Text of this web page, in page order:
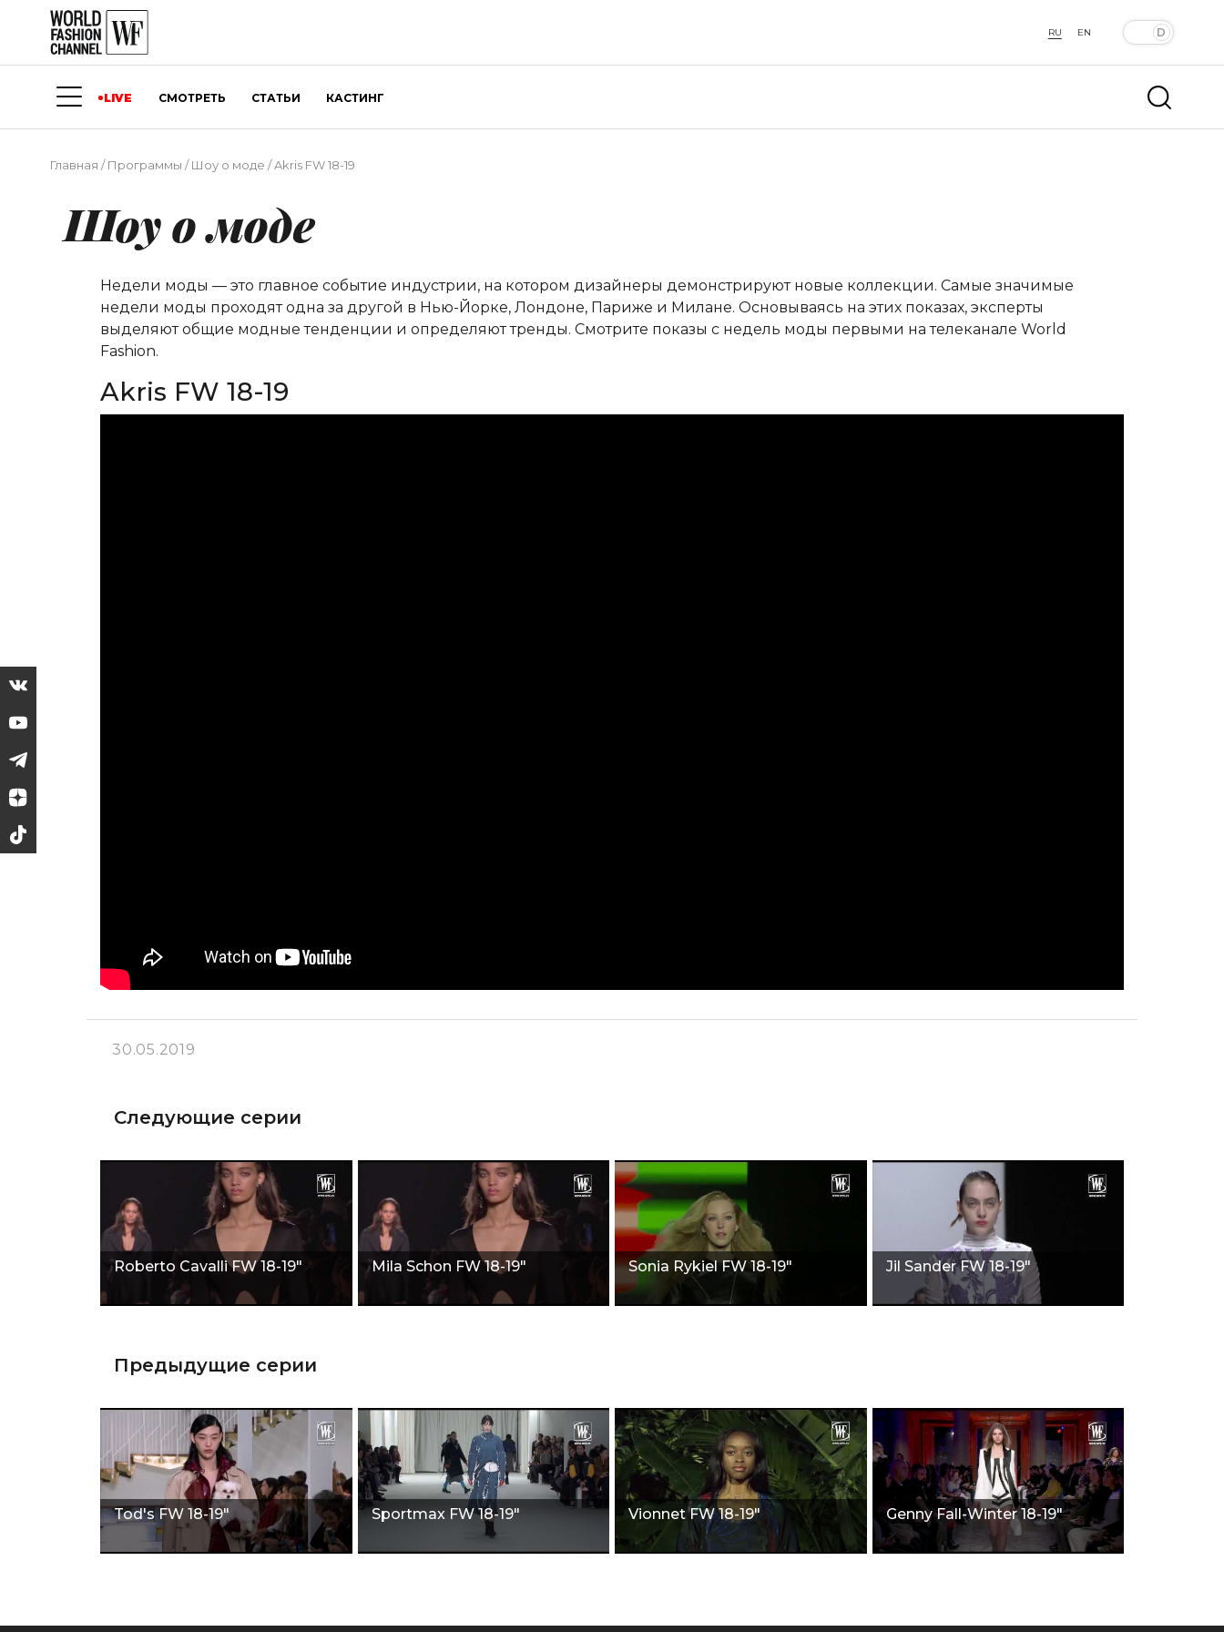
RU EN
LIVE СМОТРЕТЬ СТАТЬИ КАСТИНГ
Главная /Программы /Шоу о моде /Akris FW 18-19
Шоу о моде
Недели моды — это главное событие индустрии, на котором дизайнеры демонстрируют новые коллекции. Самые значимые
недели моды проходят одна за другой в Нью-Йорке, Лондоне, Париже и Милане. Основываясь на этих показах, эксперты
выделяют общие модные тенденции и определяют тренды. Смотрите показы с недель моды первыми на телеканале World
Fashion.
Akris FW 18-19
30.05.2019
Следующие серии
Roberto Cavalli FW 18-19" Mila Schon FW 18-19" Sonia Rykiel FW 18-19" Jil Sander FW 18-19"
Предыдущие серии
Tod's FW 18-19" Sportmax FW 18-19" Vionnet FW 18-19" Genny Fall-Winter 18-19"